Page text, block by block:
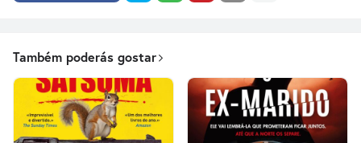
Também poderás gostar